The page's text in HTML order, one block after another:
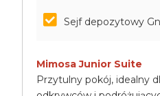
Sejf depozytowy
Mimosa Junior Suite
Przytulny pokój, idealny